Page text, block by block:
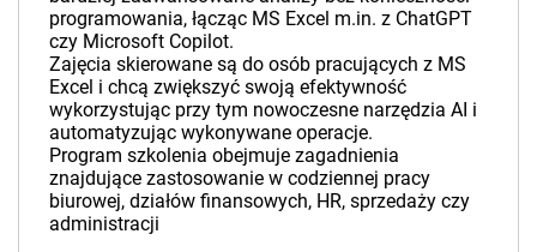
programowania, łącząc MS Excel m.in. z ChatGPT
czy Microsoft Copilot.
Zajęcia skierowane są do osób pracujących z MS
Excel i chcą zwiększyć swoją efektywność
wykorzystując przy tym nowoczesne narzędzia AI i
automatyzując wykonywane operacje.
Program szkolenia obejmuje zagadnienia
znajdujące zastosowanie w codziennej pracy
biurowej, działów finansowych, HR, sprzedaży czy
administracji